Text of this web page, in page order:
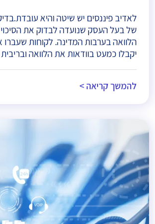
לאדיב פיננסים יש שיטה והיא
של בעל העסק שנועדה לבדוק את
הלוואה בערבות המדינה. לקוחות
יקבלו כמעט בוודאות את הלוואה
להמשך קריאה >